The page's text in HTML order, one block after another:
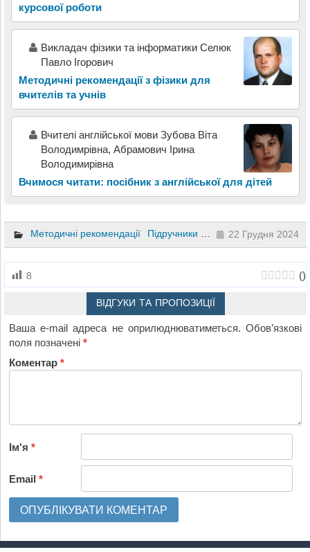
курсової роботи
Викладач фізики та інформатики Селюк
Павло Ігорович
Методичні рекомендації з фізики для
вчителів та учнів
Вчителі англійської мови Зубова Віта
Володимрівна, Абрамович Ірина
Володимирівна
Вчимося читати: посібник з англійської для дітей
Методичні рекомендації Підручники та посібники Фізика
22 Грудня 2024
8 ()
ВІДГУКИ ТА ПРОПОЗИЦІЇ
Ваша e-mail адреса не оприлюднюватиметься. Обов’язкові
поля позначені*
Коментар*
Ім'я*
Email*